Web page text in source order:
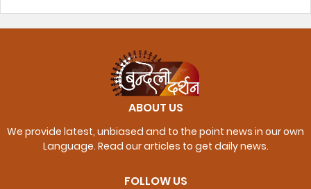
ABOUT US
We provide latest, unbiased and to the point news in our own
Language. Read our articles to get daily news.
FOLLOW US